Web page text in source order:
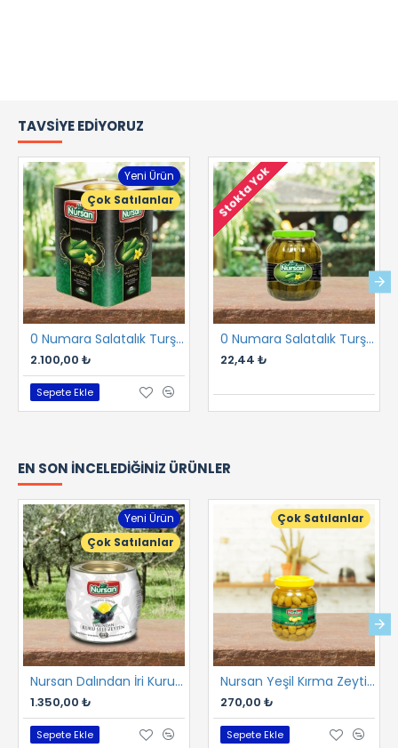
TAVSIYE EDIYORUZ
Yeni Ürün
Çok Satılanlar
0 Numara Salatalık Turşusu 17 kg
2.100,00 ₺
Sepete Ekle
Stokta Yok
0 Numara Salatalık Turşusu 1700 cc
22,44 ₺
EN SON İNCELEDIĞINIZ ÜRÜNLER
Yeni Ürün
Çok Satılanlar
Nursan Dalından İri Kuru Gemlik Sele 2 kg
1.350,00 ₺
Sepete Ekle
Çok Satılanlar
Nursan Yeşil Kırma Zeytin 1 kg
270,00 ₺
Sepete Ekle